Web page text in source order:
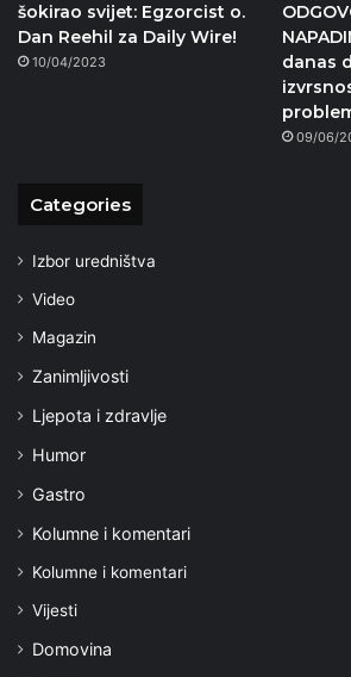
šokirao svijet: Egzorcist o.
Dan Reehil za Daily Wire!
10/04/2023
danas
09/06/
Categories
Izbor uredništva
Video
Magazin
Zanimljivosti
Ljepota i zdravlje
Humor
Gastro
Kolumne i komentari
Kolumne i komentari
Vijesti
Domovina